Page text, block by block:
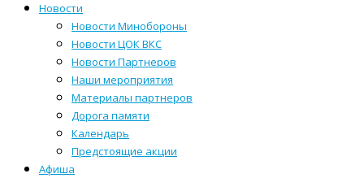
Новости
Новости Минобороны
Новости ЦОК ВКС
Новости Партнеров
Наши мероприятия
Материалы партнеров
Дорога памяти
Календарь
Предстоящие акции
Афиша